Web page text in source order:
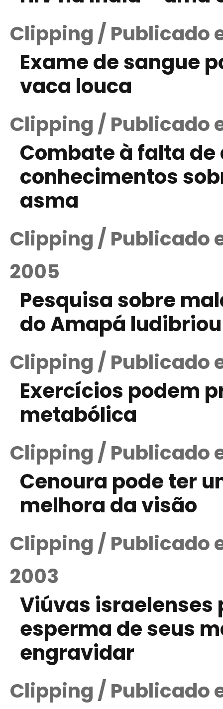
Clipping / Publicado
Exame de sangue
vaca louca
Clipping / Publicado
Combate à falta de
conhecimentos
asma
Clipping / Publicado
2005
Pesquisa sobre
do Amapá
Clipping / Publicado
Exercícios podem
metabólica
Clipping / Publicado
Cenoura pode ter
melhora da visão
Clipping / Publicado
2003
Viúvas israelenses
esperma de seus
engravidar
Clipping / Publicado